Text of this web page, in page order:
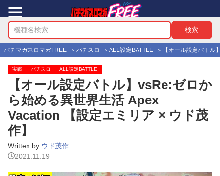
パチマガスロマガFREE パチスロ ALL設定BATTLE 【オール設定バト
実戦 パチスロ ALL設定BATTLE
【オール設定バトル】vsRe:ゼロか
ら始める異世界生活 Apex
Vacation 【設定エミリア × ウド茂
作】
Written by ウド茂作
2021.11.19